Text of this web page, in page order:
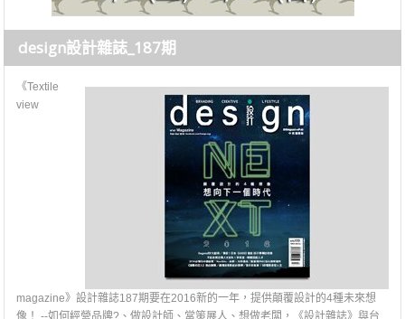
design設計雜誌_187期
《Textile
view
magazine》設計雜誌187期要在2016新的一年，提供顛覆設計的4種未來想
像！ --如何經營品牌?、做設計師、當策展人、想做老闆，《設計雜誌》與台